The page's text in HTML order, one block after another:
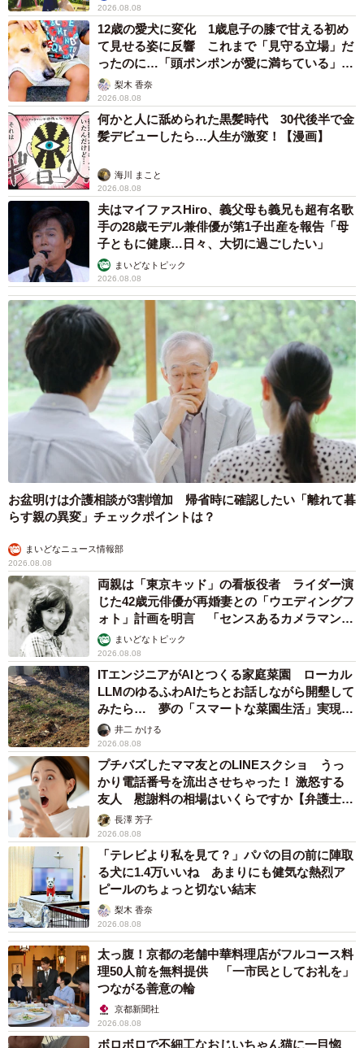
2026.08.08
12歳の愛犬に変化 1歳息子の膝で甘える初め
て見せる姿に反響 これまで「見守る立場」だ
ったのに…「頭ポンポンが愛に満ちている」
「尊…」
梨木 香奈
2026.08.08
何かと人に舐められた黒髪時代 30代後半で金
髪デビューしたら…人生が激変！【漫画】
海川 まこと
2026.08.08
夫はマイファスHiro、義父母も義兄も超有名歌
手の28歳モデル兼俳優が第1子出産を報告「母
子ともに健康…日々、大切に過ごしたい」
まいどなトピック
2026.08.08
お盆明けは介護相談が3割増加 帰省時に確認したい「離れて暮
らす親の異変」チェックポイントは？
まいどなニュース情報部
2026.08.08
両親は「東京キッド」の看板役者 ライダー演
じた42歳元俳優が再婚妻との「ウエディングフ
ォト」計画を明言 「センスあるカメラマン求
む」まいどなトピック
2026.08.08
ITエンジニアがAIとつくる家庭菜園 ローカル
LLMのゆるふわAIたちとお話しながら開墾して
みたら… 夢の「スマートな菜園生活」実現な
るか井二 かける
2026.08.08
プチバズしたママ友とのLINEスクショ うっ
かり電話番号を流出させちゃった！ 激怒する
友人 慰謝料の相場はいくらですか【弁護士が
解説】長澤 芳子
2026.08.08
「テレビより私を見て？」パパの目の前に陣取
る犬に1.4万いいね あまりにも健気な熱烈ア
ピールのちょっと切ない結末
梨木 香奈
2026.08.08
太っ腹！京都の老舗中華料理店がフルコース料
理50人前を無料提供 「一市民としてお礼を」
つながる善意の輪
京都新聞社
2026.08.08
ボロボロで不細工なおじいちゃん猫に一目惚